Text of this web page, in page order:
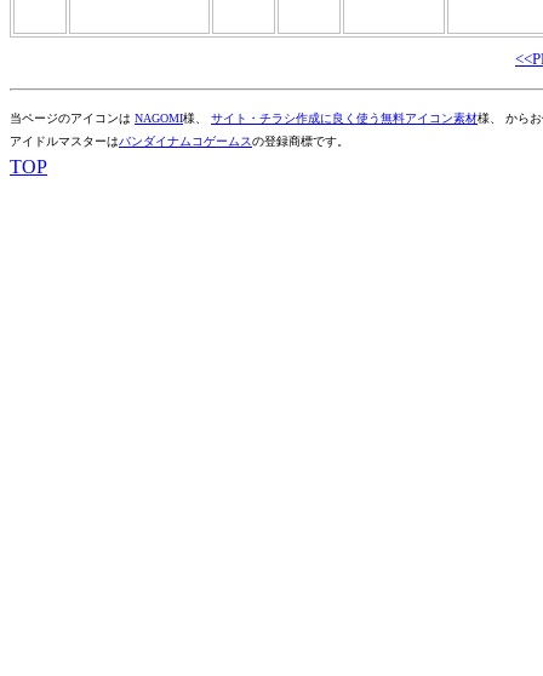
当ページのアイコンは NAGOMI様、 サイト・チラシ作成に良く使う無料アイコン素材様、 から
アイドルマスターはバンダイナムコゲームスの登録商標です。
TOP